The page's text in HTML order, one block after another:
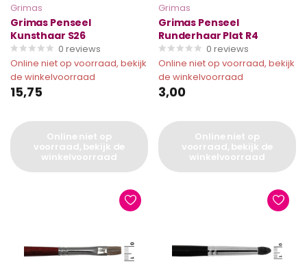
Grimas
Grimas Penseel
Kunsthaar S26
0 reviews
Online niet op voorraad, bekijk
de winkelvoorraad
15,75
Online niet op
voorraad, bekijk de
winkelvoorraad
Grimas
Grimas Penseel
Runderhaar Plat R4
0 reviews
Online niet op voorraad, bekijk
de winkelvoorraad
3,00
Online niet op
voorraad, bekijk de
winkelvoorraad